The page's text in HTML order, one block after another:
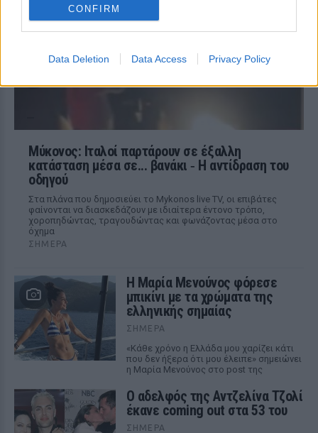
CONFIRM
Data Deletion Data Access Privacy Policy
Μύκονος: Ιταλοί παρτάρουν σε έξαλλη
κατάσταση μέσα σε... βανάκι ‑ Η αντίδραση του
οδηγού
Στα πλάνα που δημοσιεύει το Mykonos live TV, οι επιβάτες
φαίνονται να διασκεδάζουν με ιδιαίτερα έντονο τρόπο,
χοροπηδώντας, τραγουδώντας και φωνάζοντας μέσα στο
όχημα
ΣΉΜΕΡΑ
Η Μαρία Μενούνος φόρεσε
μπικίνι με τα χρώματα της
ελληνικής σημαίας
ΣΉΜΕΡΑ
«Κάθε χρόνο η Ελλάδα μου χαρίζει κάτι
που δεν ήξερα ότι μου έλειπε» σημειώνει
η Μαρία Μενούνος στο post της
Ο αδελφός της Αντζελίνα Τζολί
έκανε coming out στα 53 του
ΣΉΜΕΡΑ